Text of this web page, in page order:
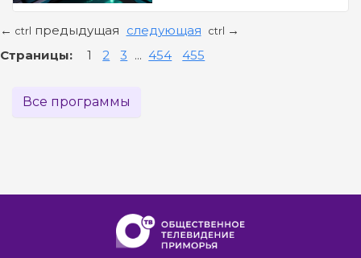
← ctrl предыдущая следующая ctrl →
Страницы: 1 2 3 ... 454 455
Все программы